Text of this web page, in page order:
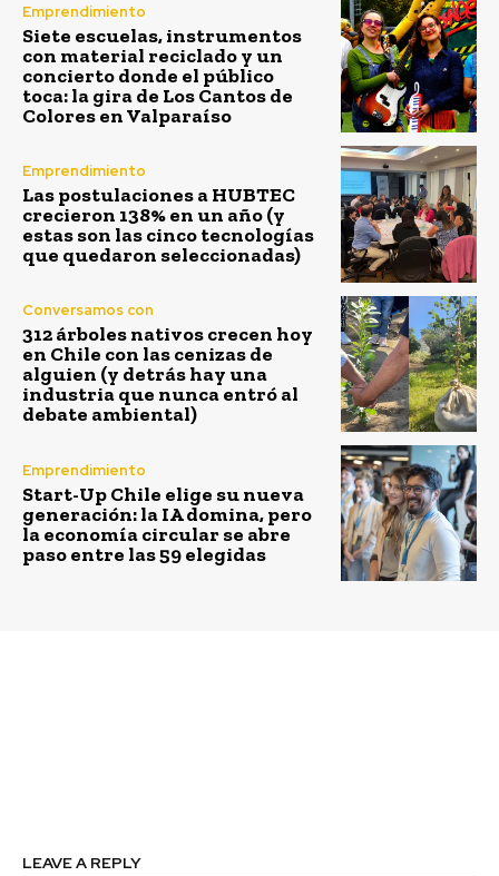
Emprendimiento
Siete escuelas, instrumentos
con material reciclado y un
concierto donde el público
toca: la gira de Los Cantos de
Colores en Valparaíso
Emprendimiento
Las postulaciones a HUBTEC
crecieron 138% en un año (y
estas son las cinco tecnologías
que quedaron seleccionadas)
Conversamos con
312 árboles nativos crecen hoy
en Chile con las cenizas de
alguien (y detrás hay una
industria que nunca entró al
debate ambiental)
Emprendimiento
Start-Up Chile elige su nueva
generación: la IA domina, pero
la economía circular se abre
paso entre las 59 elegidas
LEAVE A REPLY